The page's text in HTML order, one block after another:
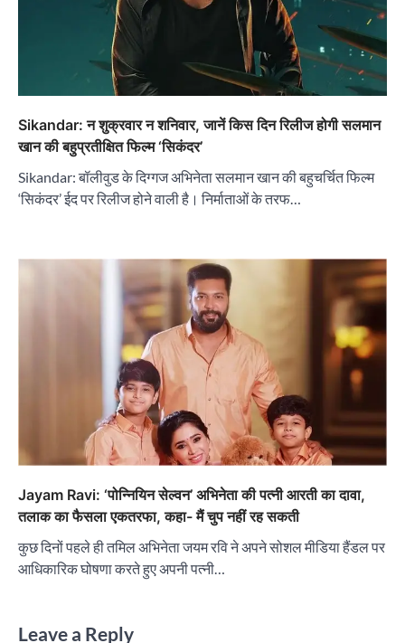
Sikandar: न शुक्रवार न शनिवार, जानें किस दिन रिलीज होगी सलमान
खान की बहुप्रतीक्षित फिल्म ‘सिकंदर’
Sikandar: बॉलीवुड के दिग्गज अभिनेता सलमान खान की बहुचर्चित फिल्म
‘सिकंदर’ ईद पर रिलीज होने वाली है। निर्माताओं के तरफ…
Jayam Ravi: ‘पोन्नियिन सेल्वन’ अभिनेता की पत्नी आरती का दावा,
तलाक का फैसला एकतरफा, कहा- मैं चुप नहीं रह सकती
कुछ दिनों पहले ही तमिल अभिनेता जयम रवि ने अपने सोशल मीडिया हैंडल पर
आधिकारिक घोषणा करते हुए अपनी पत्नी…
Leave a Reply